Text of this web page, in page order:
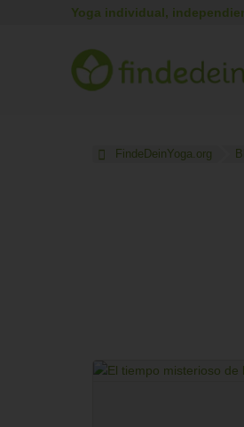
Yoga individual,
FindeDeinYoga.org